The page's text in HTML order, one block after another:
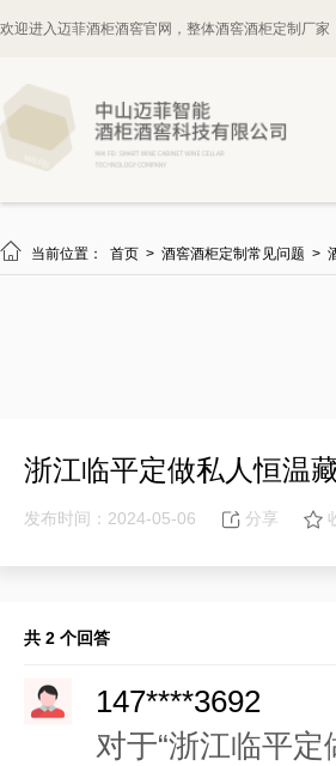
欢迎进入迈菲酒柜酒窖官网，整体酒窖酒柜定制厂家
 当前位置： 首页 > 酒窖酒柜定制常见问题 >
浙江临平定做私人恒温
发布时间：2024-05-06 分享
共 2 个回答
147****3692
对于“浙江临平